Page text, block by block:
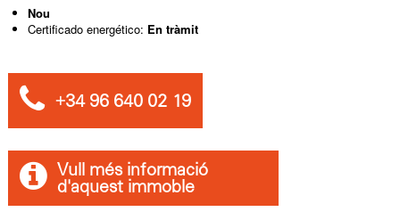
Nou
Certificado energético: En tràmit
+34 96 640 02 19
Vull més informació
d'aquest immoble